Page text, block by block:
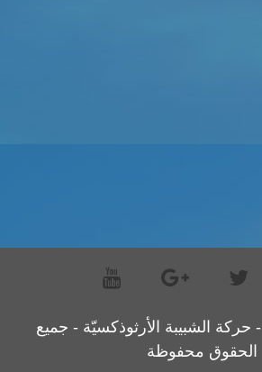
© 2008 - 2019 - حركة الشبيبة الأرثوذكسيّة - جميع
الحقوق محفوظة